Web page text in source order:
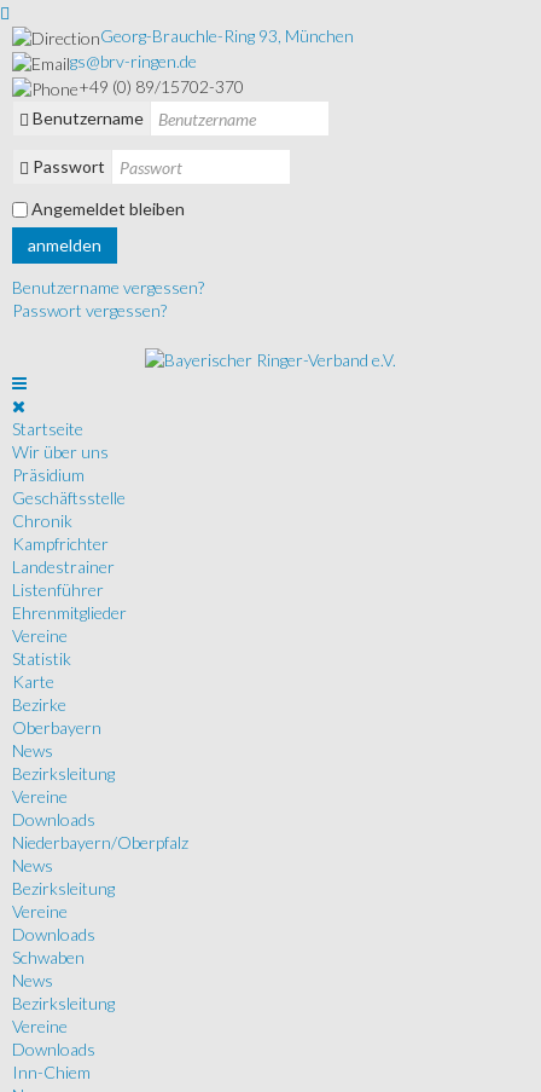
Georg-Brauchle-Ring 93, München
gs@brv-ringen.de
+49 (0) 89/15702-370
Benutzername
Passwort
Angemeldet bleiben
anmelden
Benutzername vergessen?
Passwort vergessen?
Startseite
Wir über uns
Präsidium
Geschäftsstelle
Chronik
Kampfrichter
Landestrainer
Listenführer
Ehrenmitglieder
Vereine
Statistik
Karte
Bezirke
Oberbayern
News
Bezirksleitung
Vereine
Downloads
Niederbayern/Oberpfalz
News
Bezirksleitung
Vereine
Downloads
Schwaben
News
Bezirksleitung
Vereine
Downloads
Inn-Chiem